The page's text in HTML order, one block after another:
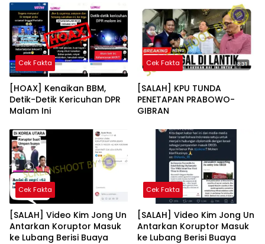
JIKA TAK DICURANGI
WASIT”
Cek Fakta
[HOAX] Kenaikan BBM,
Detik-Detik Kericuhan DPR
Malam Ini
Cek Fakta
[SALAH] KPU TUNDA
PENETAPAN PRABOWO-
GIBRAN
Cek Fakta
[SALAH] Video Kim Jong Un
Antarkan Koruptor Masuk
ke Lubang Berisi Buaya
Cek Fakta
[SALAH] Video Kim Jong Un
Antarkan Koruptor Masuk
ke Lubang Berisi Buaya